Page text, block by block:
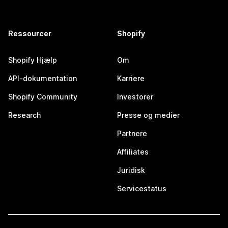
Ressourcer
Shopify Hjælp
API-dokumentation
Shopify Community
Research
Shopify
Om
Karriere
Investorer
Presse og medier
Partnere
Affiliates
Juridisk
Servicestatus